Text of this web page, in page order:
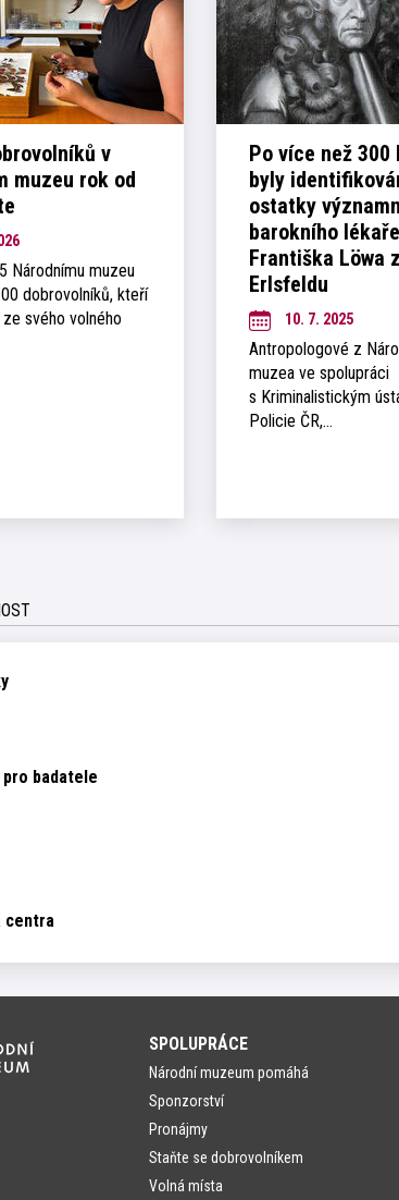
v
muzeu rok od
Národnímu muzeu
dobrovolníků, kteří
svého volného
Po více než 300
byly
ostatky
barokního
Františka Löwa z
Erlsfeldu
10. 7. 2025
Antropologové z
muzea ve spolupráci
s Kriminalistickým
Policie ČR,…
pro badatele
centra
SPOLUPRÁCE
Národní muzeum pomáhá
Sponzorství
Pronájmy
Staňte se dobrovolníkem
Volná místa